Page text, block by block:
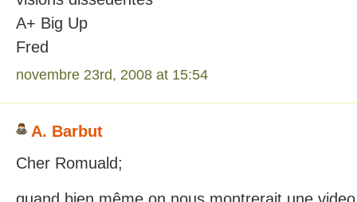
A+ Big Up
Fred
novembre 23rd, 2008 at 15:54
A. Barbut
Cher Romuald;